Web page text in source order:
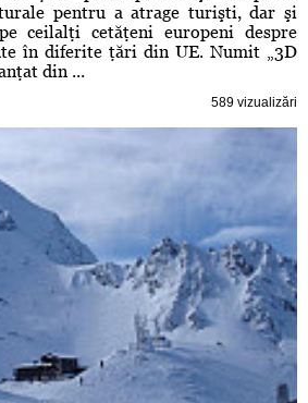
pentru a atrage turişti, dar şi
ceilalţi cetăţeni europeni despre
în diferite ţări din UE. Numit „3D
din ...
589 vizualizări